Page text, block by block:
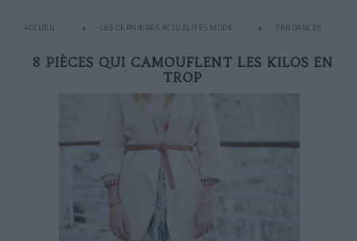
ACCUEIL LES DERNIÈRES ACTUALITÉS MODE TENDANCES
8 PIÈCES QUI CAMOUFLENT LES KILOS EN
TROP